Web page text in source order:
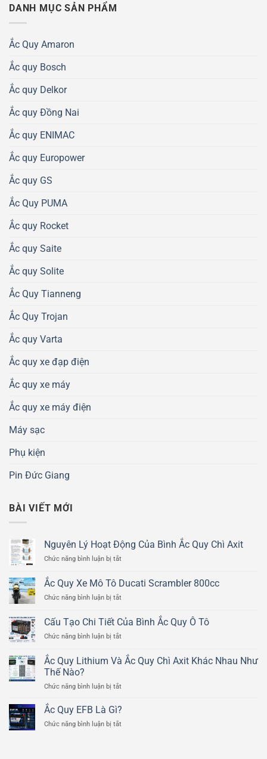
DANH MỤC SẢN PHẨM
Ắc Quy Amaron
Ắc quy Bosch
Ắc quy Delkor
Ắc quy Đồng Nai
Ắc quy ENIMAC
Ắc quy Europower
Ắc quy GS
Ắc Quy PUMA
Ắc quy Rocket
Ắc quy Saite
Ắc quy Solite
Ắc Quy Tianneng
Ắc Quy Trojan
Ắc quy Varta
Ắc quy xe đạp điện
Ắc quy xe máy
Ắc quy xe máy điện
Máy sạc
Phụ kiện
Pin Đức Giang
BÀI VIẾT MỚI
Nguyên Lý Hoạt Động Của Bình Ắc Quy Chì Axit
Chức năng bình luận bị tắt
Lý
Hoạt
Động
Bình
Quy
Axit
Ắc Quy Xe Mô Tô Ducati Scrambler 800cc
Chức năng bình luận bị tắt
Quy
Xe
Mô
Ducati
Scrambler
Cấu Tạo Chi Tiết Của Bình Ắc Quy Ô Tô
Chức năng bình luận bị tắt
Tạo
Chi
Của
Ắc
Ô
Ắc Quy Lithium Và Ắc Quy Chì Axit Khác Nhau Như
Thế Nào?
Chức năng bình luận bị tắt
Quy
Và
Ắc Quy EFB Là Gì?
Chức năng bình luận bị tắt